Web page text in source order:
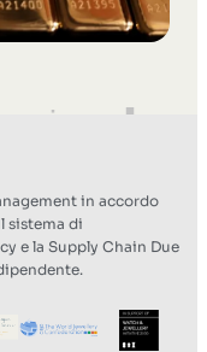
in accordo
sistema di
e la Supply Chain Due